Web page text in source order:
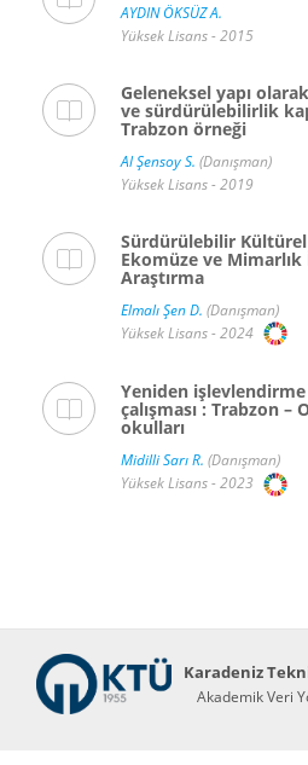
AYDIN ÖKSÜZ A.
Yüksek Lisans - 2015
Geleneksel yapı
ve sürdürülebilirlik
Trabzon örneği
Al Şensoy S. (Danışman)
Yüksek Lisans - 2019
Sürdürülebilir
Ekomüze ve
Araştırma
Elmalı Şen D. (Danışman)
Yüksek Lisans - 2024
Yeniden
çalışması : Trabzon –
okulları
Midilli Sarı R. (Danışman)
Yüksek Lisans - 2023
Karadeniz
Akademik Veri